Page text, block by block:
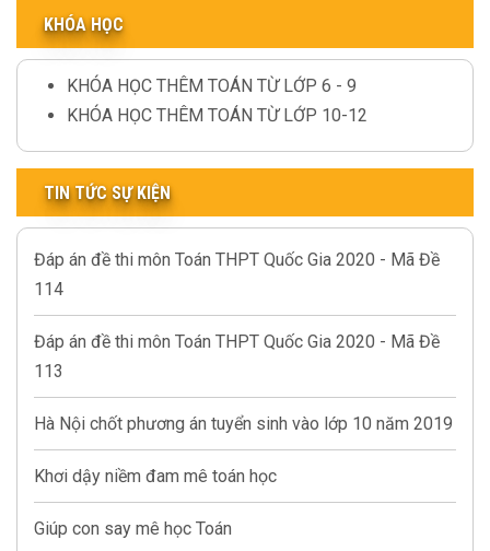
KHÓA HỌC
KHÓA HỌC THÊM TOÁN TỪ LỚP 6 - 9
KHÓA HỌC THÊM TOÁN TỪ LỚP 10-12
TIN TỨC SỰ KIỆN
Đáp án đề thi môn Toán THPT Quốc Gia 2020 - Mã Đề
114
Đáp án đề thi môn Toán THPT Quốc Gia 2020 - Mã Đề
113
Hà Nội chốt phương án tuyển sinh vào lớp 10 năm 2019
Khơi dậy niềm đam mê toán học
Giúp con say mê học Toán